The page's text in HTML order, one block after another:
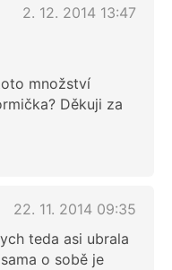
2. 12. 2014 13:47
množství
Děkuji za
22. 11. 2014 09:35
teda asi ubrala
o sobě je